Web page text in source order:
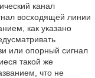
канал
восходящей линии
как указано
или опорный сигнал
такой же
что не